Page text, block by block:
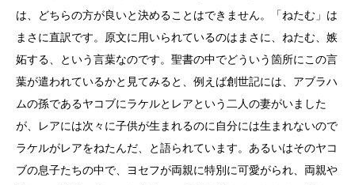
は、どちらの方が良いと決めることはできません。「ねたむ」は
まさに直訳です。原文に用いられているのはまさに、ねたむ、嫉
妬する、という言葉なのです。聖書の中でどういう箇所にこの言
葉が遣われているかと見てみると、例えば創世記には、アブラハ
ムの孫であるヤコブにラケルとレアという二人の妻がいました
が、レアには次々に子供が生まれるのに自分には生まれないので
ラケルがレアをねたんだ、と語られています。あるいはそのヤコ
ブの息子たちの中で、ヨセフが両親に特別に可愛がられ、両親や